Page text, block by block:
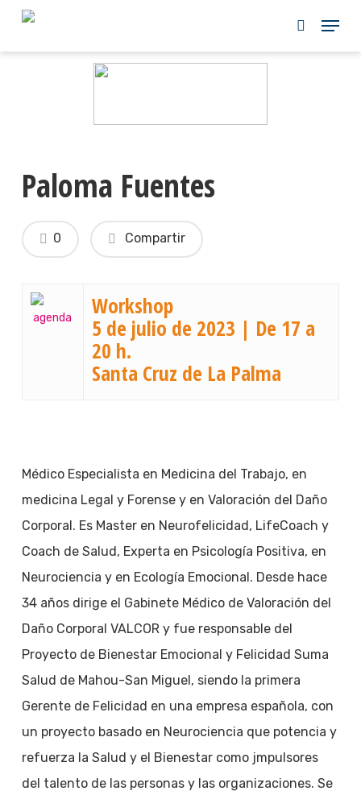
Skip
Paloma Fuentes
Compartir
0
Workshop
5 de julio de 2023 | De 17 a
20 h.
Santa Cruz de La Palma
Médico Especialista en Medicina del Trabajo, en
medicina Legal y Forense y en Valoración del Daño
Corporal. Es Master en Neurofelicidad, LifeCoach y
Coach de Salud, Experta en Psicología Positiva, en
Neurociencia y en Ecología Emocional. Desde hace
34 años dirige el Gabinete Médico de Valoración del
Daño Corporal VALCOR y fue responsable del
Proyecto de Bienestar Emocional y Felicidad Suma
Salud de Mahou-San Miguel, siendo la primera
Gerente de Felicidad en una empresa española, con
un proyecto basado en Neurociencia que potencia y
refuerza la Salud y el Bienestar como jmpulsores
del talento de las personas y las organizaciones. Se